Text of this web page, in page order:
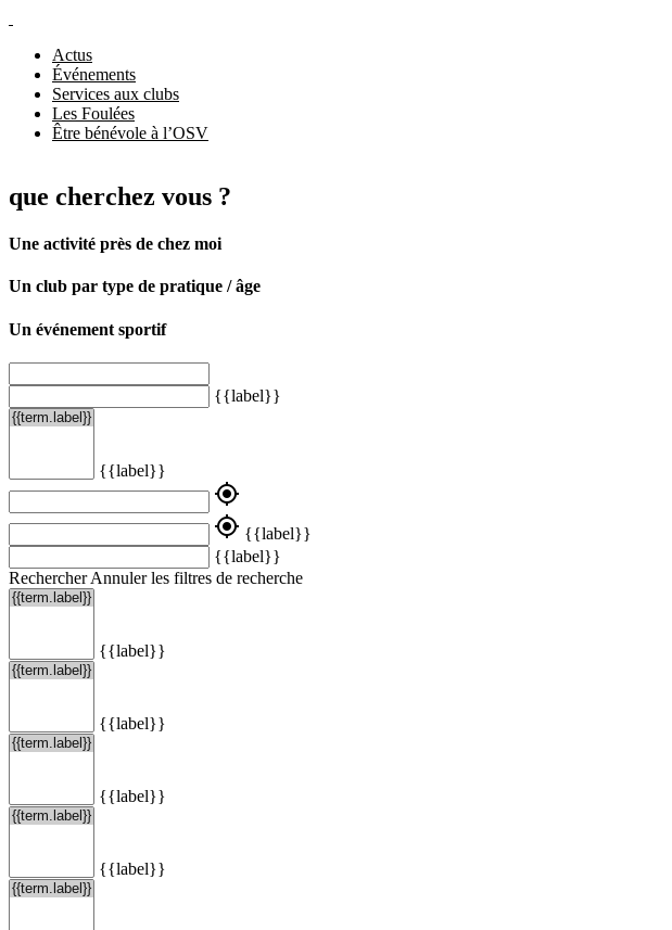
Actus
Événements
Services aux clubs
Les Foulées
Être bénévole à l’OSV
que cherchez vous ?
Une activité près de chez moi
Un club par type de pratique / âge
Un événement sportif
{{label}}
{{label}}
my_location
my_location {{label}}
{{label}}
Rechercher Annuler les filtres de recherche
{{label}}
{{label}}
{{label}}
{{label}}